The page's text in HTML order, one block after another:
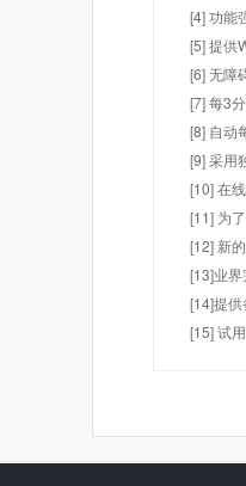
[4] 功能
[5] 提供
[6] 无障
[7] 每3
[8] 自动
[9] 采用
[10] 在
[11] 为
[12] 新
[13]业界
[14]提供
[15] 试